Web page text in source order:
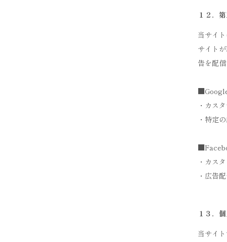
１２．
当サイ
サイト
告を配
・カス
・特定
・カス
・広告
１３．
当サイ